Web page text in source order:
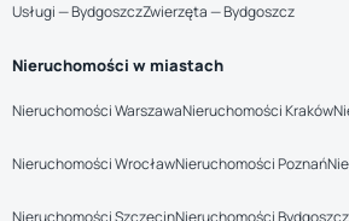
Usługi — BydgoszczZwierzęta — Bydgoszcz
Nieruchomości w miastach
Nieruchomości WarszawaNieruchomości Kraków
Nieruchomości WrocławNieruchomości Poznań
Nieruchomości SzczecinNieruchomości Bydgoszcz